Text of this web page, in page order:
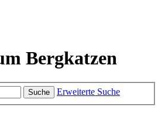
Bergkatzen
Suche Erweiterte Suche